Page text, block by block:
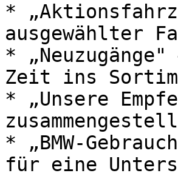
*
ausgewählter
*
Zeit ins
* „Unsere
* „BMW-
für eine